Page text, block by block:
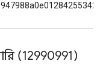
(12990991)